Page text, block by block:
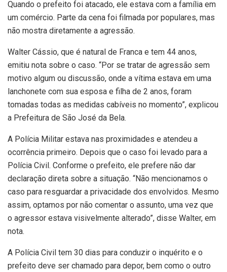
Quando o prefeito foi atacado, ele estava com a família em
um comércio. Parte da cena foi filmada por populares, mas
não mostra diretamente a agressão.
Walter Cássio, que é natural de Franca e tem 44 anos,
emitiu nota sobre o caso. “Por se tratar de agressão sem
motivo algum ou discussão, onde a vítima estava em uma
lanchonete com sua esposa e filha de 2 anos, foram
tomadas todas as medidas cabíveis no momento”, explicou
a Prefeitura de São José da Bela.
A Polícia Militar estava nas proximidades e atendeu a
ocorrência primeiro. Depois que o caso foi levado para a
Polícia Civil. Conforme o prefeito, ele prefere não dar
declaração direta sobre a situação. “Não mencionamos o
caso para resguardar a privacidade dos envolvidos. Mesmo
assim, optamos por não comentar o assunto, uma vez que
o agressor estava visivelmente alterado”, disse Walter, em
nota.
A Polícia Civil tem 30 dias para conduzir o inquérito e o
prefeito deve ser chamado para depor, bem como o outro